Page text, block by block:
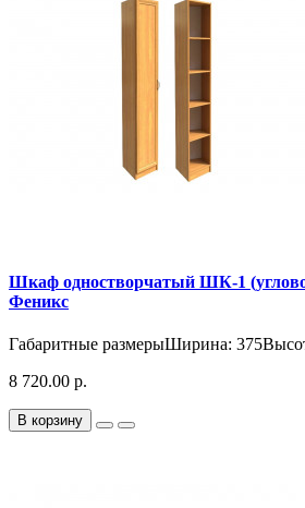
Шкаф одностворчатый ШК-1
Феникс
Габаритные размерыШирина:
8 720.00 р.
В корзину